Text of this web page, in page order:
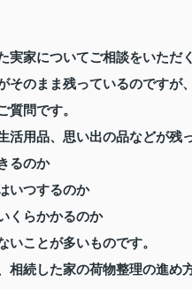
実家についてご相談をいただ
そのまま残っているのですが
質問です。
活用品、思い出の品などが残
るのか
いつするのか
くらかかるのか
いことが多いものです。
相続した家の荷物整理の進め